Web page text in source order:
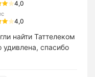
4,0
4,0
найти Таттелеком
спасибо